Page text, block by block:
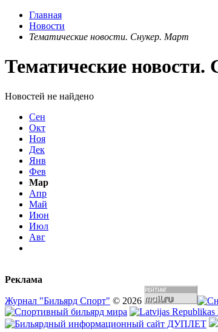
Главная
Новости
Тематические новости. Снукер. Март
Тематические
Новостей не найдено
Сен
Окт
Ноя
Дек
Янв
Фев
Мар
Апр
Май
Июн
Июл
Авг
Реклама
Журнал "Бильярд Спорт" © 2026